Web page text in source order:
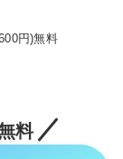
円)無料
料